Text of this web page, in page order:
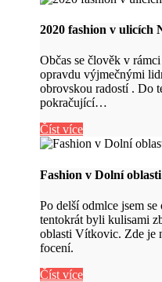
2020 fashion v ulicích
Občas se člověk v
opravdu výjmečnými
obrovskou radostí . Do
pokračující…
Číst více
Fashion v Dolní
Po delší odmlce jsem
tentokrát byli kulisami
oblasti Vítkovic. Zde je
focení.
Číst více